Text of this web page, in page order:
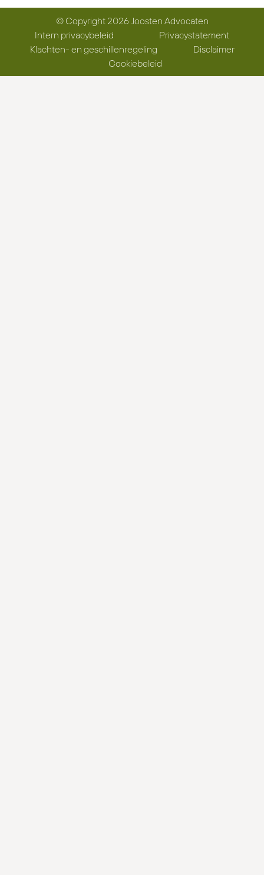
© Copyright 2026 Joosten Advocaten
Intern privacybeleid
Privacystatement
Klachten- en geschillenregeling
Disclaimer
Cookiebeleid